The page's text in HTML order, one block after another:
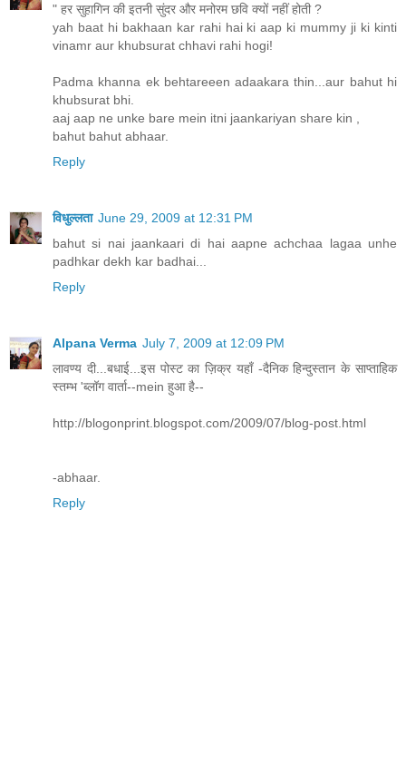
" हर सुहागिन की इतनी सुंदर और मनोरम छवि क्यों नहीं होती ?
yah baat hi bakhaan kar rahi hai ki aap ki mummy ji ki kinti
vinamr aur khubsurat chhavi rahi hogi!
Padma khanna ek behtareeen adaakara thin...aur bahut hi
khubsurat bhi.
aaj aap ne unke bare mein itni jaankariyan share kin ,
bahut bahut abhaar.
Reply
विधुल्लता June 29, 2009 at 12:31 PM
bahut si nai jaankaari di hai aapne achchaa lagaa unhe
padhkar dekh kar badhai...
Reply
Alpana Verma July 7, 2009 at 12:09 PM
लावण्य दी...बधाई...इस पोस्ट का ज़िक्र यहाँ -दैनिक हिन्दुस्तान के साप्ताहिक
स्तम्भ 'ब्लॉग वार्ता--mein हुआ है--
http://blogonprint.blogspot.com/2009/07/blog-post.html
-abhaar.
Reply